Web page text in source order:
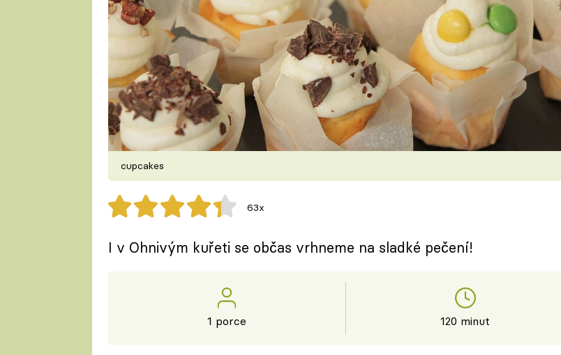
cupcakes
63x
I v Ohnivým kuřeti se občas vrhneme na sladké pečení!
1 porce 120 minut